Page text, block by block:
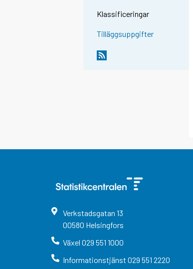
Klassificeringar
Tilläggsuppgifter
Verkstadsgatan 13
00580 Helsingfors
Växel 029 551 1000
Informationstjänst 029 551 2220